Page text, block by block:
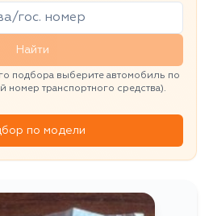
Найти
подбора выберите автомобиль по
номер транспортного средства).
по модели